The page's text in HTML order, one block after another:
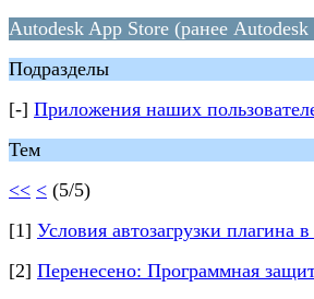
Autodesk App Store (ранее
Подразделы
[-] Приложения наших
Тем
<< < (5/5)
[1] Условия автозагрузки плагина
[2] Перенесено: Программная